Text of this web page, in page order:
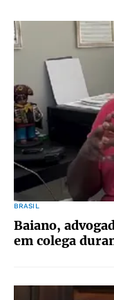
BRASIL
Baiano,
em colega